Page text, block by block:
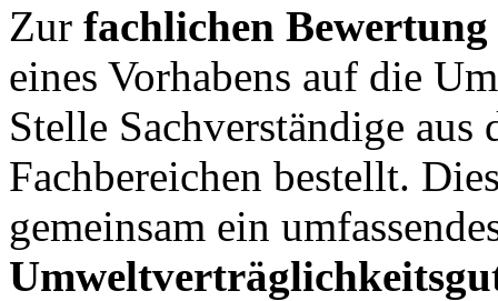
Zur fachlichen Bewertung
eines Vorhabens auf die
Stelle Sachverständige aus
Fachbereichen bestellt.
gemeinsam ein